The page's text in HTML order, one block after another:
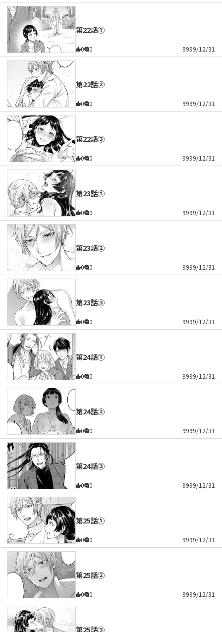
第22話①
0 0 9999/12/31
第22話②
0 0 9999/12/31
第22話③
0 0 9999/12/31
第23話①
0 0 9999/12/31
第23話②
0 0 9999/12/31
第23話③
0 0 9999/12/31
第24話①
0 0 9999/12/31
第24話②
0 0 9999/12/31
第24話③
0 0 9999/12/31
第25話①
0 0 9999/12/31
第25話②
0 0 9999/12/31
第25話③